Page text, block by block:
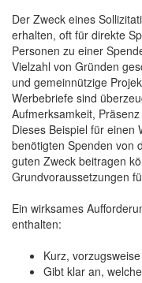
Der Zweck eines
erhalten, oft für direkte
Personen zu einer
Vielzahl von Gründen
und gemeinnützige
Werbebriefe sind
Aufmerksamkeit,
Dieses Beispiel für einen
benötigten Spenden von
guten Zweck beitragen
Grundvoraussetzungen
Ein wirksames
enthalten:
Kurz,
Gibt klar an,